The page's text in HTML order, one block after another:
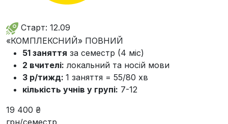
Старт: 12.09
«КОМПЛЕКСНИЙ» ПОВНИЙ
51 заняття за семестр (4 міс)
2 вчителі: локальний та носій мови
3 р/тижд: 1 заняття = 55/80 хв
кількість учнів у групі: 7-12
19 400 ₴
грн/семестр